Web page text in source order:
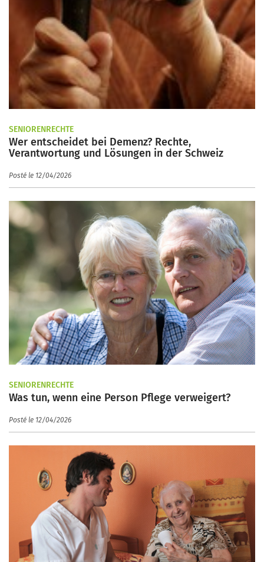
SENIORENRECHTE
Wer entscheidet bei Demenz? Rechte,
Verantwortung und Lösungen in der Schweiz
Posté le 12/04/2026
SENIORENRECHTE
Was tun, wenn eine Person Pflege verweigert?
Posté le 12/04/2026